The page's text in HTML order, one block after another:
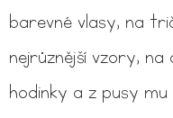
barevné vlasy, na
nejrůznější vzory,
hodinky a z pusy